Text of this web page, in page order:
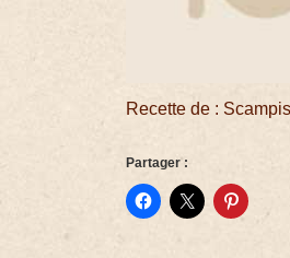
Recette de :
Partager :